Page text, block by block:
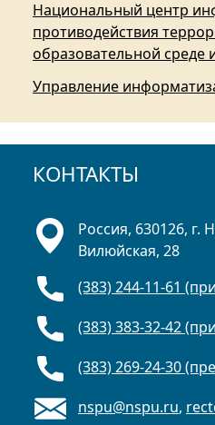
Национальный центр
противодействия
образовательной среде
Управление
КОНТАКТЫ
Россия, 630126, г.
Вилюйская, 28
(383) 244-11-61
(383) 383-32-42
(383) 269-24-30
nspu@nspu.ru,